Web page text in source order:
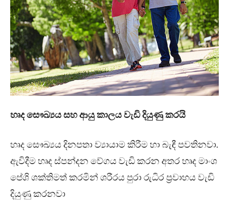
හෘද සෞඛ්‍යය සහ ආයු කාලය වැඩි දියුණු කරයි
හෘද සෞඛ්‍යය දිනපතා ව්‍යායාම කිරීම හා බැඳී පවතිනවා.
ඇවිදීම හෘද ස්පන්දන වේගය වැඩි කරන අතර හෘද මාංශ
පේශි ශක්තිමත් කරමින් ශරීරය පුරා රුධිර ප්‍රවාහය වැඩි
දියුණු කරනවා